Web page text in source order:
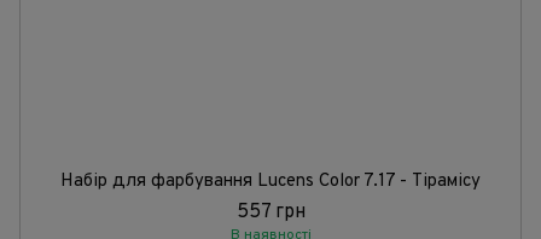
Набір для фарбування Lucens Color 7.17 - Тірамісу
557 грн